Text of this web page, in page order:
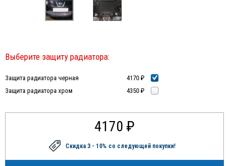
Выберите защиту радиатора:
Защита радиатора черная
4170 ₽
Защита радиатора хром
4350 ₽
4170 ₽
Скидка 3 - 10% со следующей покупки!